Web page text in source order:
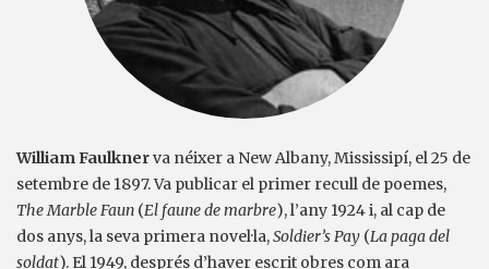
William Faulknerva néixer a New Albany, Mississipí, el 25 de
setembre de 1897. Va publicar el primer recull de poemes,
The Marble Faun (El faune de marbre), l’any 1924 i, al cap de
dos anys, la seva primera novel·la,Soldier’s Pay (La paga del
soldat). El 1949, després d’haver escrit obres com ara